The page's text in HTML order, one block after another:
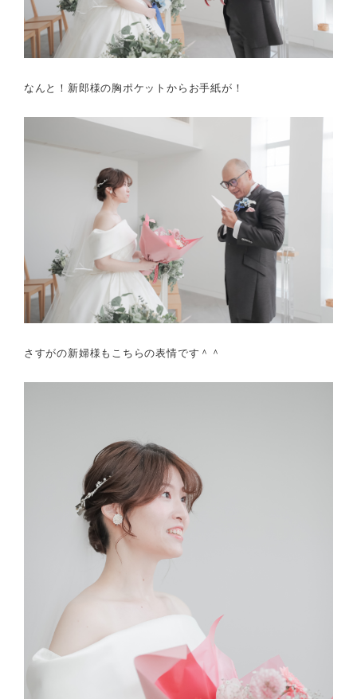
なんと！新郎様の胸ポケットからお手紙が！
さすがの新婦様もこちらの表情です＾＾